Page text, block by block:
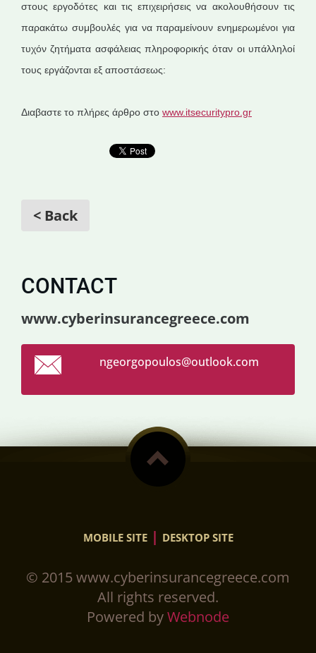
στους εργοδότες και τις επιχειρήσεις να ακολουθήσουν τις
παρακάτω συμβουλές για να παραμείνουν ενημερωμένοι για
τυχόν ζητήματα ασφάλειας πληροφορικής όταν οι υπάλληλοί
τους εργάζονται εξ αποστάσεως:
Διαβαστε το πλήρες άρθρο στο www.itsecuritypro.gr
< Back
CONTACT
www.cyberinsurancegreece.com
ngeorgopoulos@outlook.com
MOBILE SITE | DESKTOP SITE
© 2015 www.cyberinsurancegreece.com
All rights reserved.
Powered byWebnode